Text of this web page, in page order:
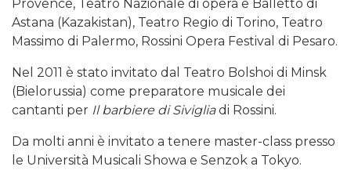
Provence, Teatro Nazionale di opera e Balletto di
Astana (Kazakistan), Teatro Regio di Torino, Teatro
Massimo di Palermo, Rossini Opera Festival di Pesaro.
Nel 2011 è stato invitato dal Teatro Bolshoi di Minsk
(Bielorussia) come preparatore musicale dei
cantanti per Il barbiere di Sivigliadi Rossini.
Da molti anni è invitato a tenere master-class presso
le Università Musicali Showa e Senzok a Tokyo.